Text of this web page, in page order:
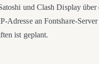
und Clash Display
Adresse an Fontshare-
ist geplant.